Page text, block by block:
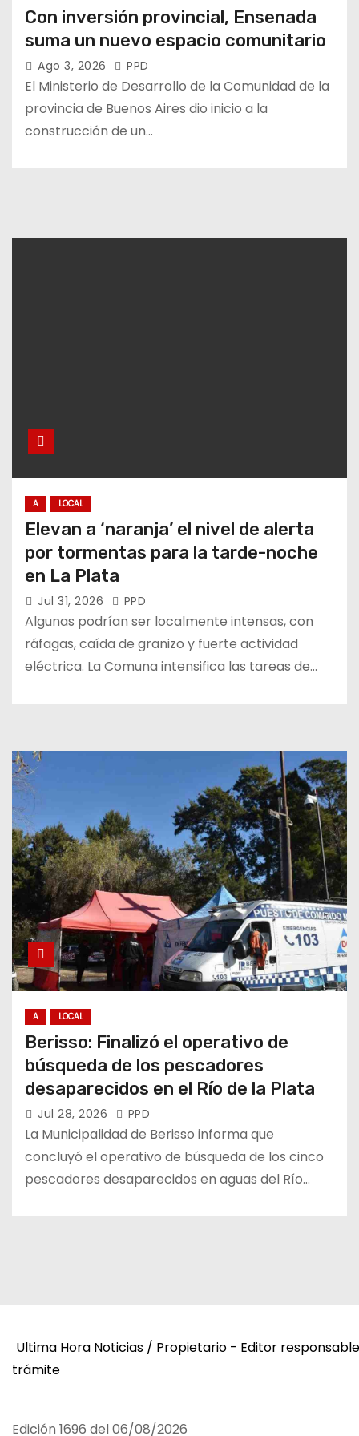
Con inversión provincial, Ensenada
suma un nuevo espacio comunitario
Ago 3, 2026 PPD
El Ministerio de Desarrollo de la Comunidad de la
provincia de Buenos Aires dio inicio a la
construcción de un…
A LOCAL
Elevan a ‘naranja’ el nivel de alerta
por tormentas para la tarde-noche
en La Plata
Jul 31, 2026 PPD
Algunas podrían ser localmente intensas, con
ráfagas, caída de granizo y fuerte actividad
eléctrica. La Comuna intensifica las tareas de…
A LOCAL
Berisso: Finalizó el operativo de
búsqueda de los pescadores
desaparecidos en el Río de la Plata
Jul 28, 2026 PPD
La Municipalidad de Berisso informa que
concluyó el operativo de búsqueda de los cinco
pescadores desaparecidos en aguas del Río…
Ultima Hora Noticias / Propietario - Editor
trámite
Edición 1696 del 06/08/2026